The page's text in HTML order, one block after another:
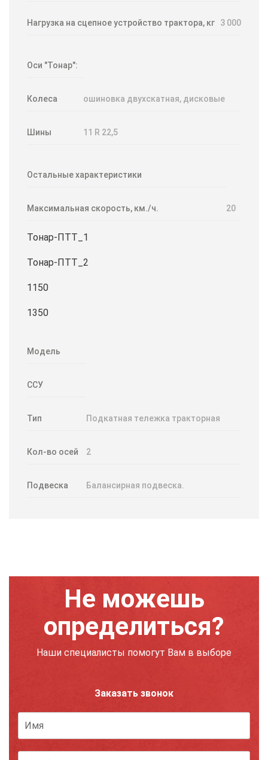
Нагрузка на сцепное устройство трактора, кг 3 000
Оси "Тонар":
Колеса ошиновка двухскатная, дисковые
Шины 11 R 22,5
Остальные характеристики
Максимальная скорость, км./ч. 20
Тонар-ПТТ_1
Тонар-ПТТ_2
1150
1350
Модель
ССУ
Тип Подкатная тележка тракторная
Кол-во осей 2
Подвеска Балансирная подвеска.
Не можешь
определиться?
Наши специалисты помогут Вам в выборе
Заказать звонок